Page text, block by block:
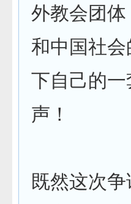
外教会团
和中国社
下自己的
声！
既然这次